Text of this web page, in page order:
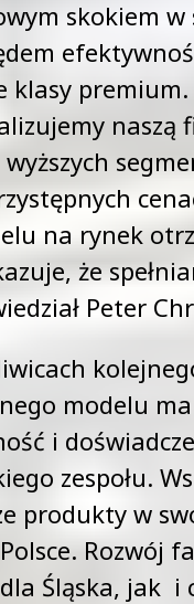
skokiem w
klasy
naszą
na rynek
że
Peter
modelu
i
zespołu.
produkty w
Rozwój
Śląska, jak i